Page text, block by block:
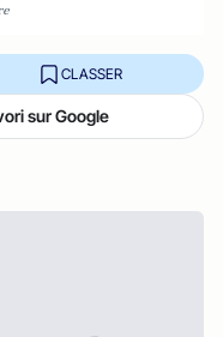
CLASSER
sur Google